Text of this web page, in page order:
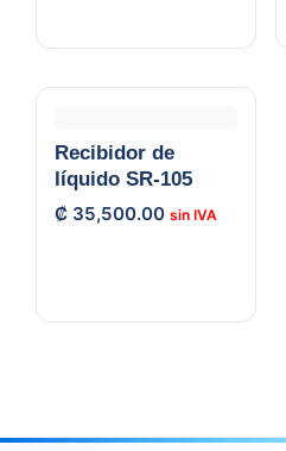
Recibidor de
líquido SR-105
₡ 35,500.00